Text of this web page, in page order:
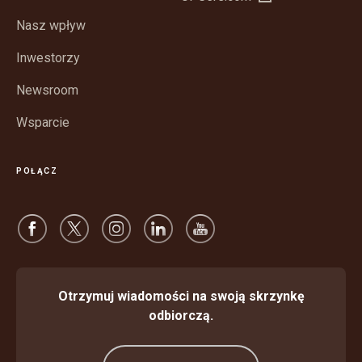
Nasz wpływ
Inwestorzy
Newsroom
Wsparcie
POŁĄCZ
Otrzymuj wiadomości na swoją skrzynkę
odbiorczą.